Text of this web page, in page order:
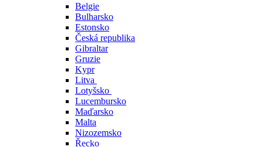
Belgie
Bulharsko
Estonsko
Česká republika
Gibraltar
Gruzie
Kypr
Litva
Lotyšsko
Lucembursko
Maďarsko
Malta
Nizozemsko
Řecko